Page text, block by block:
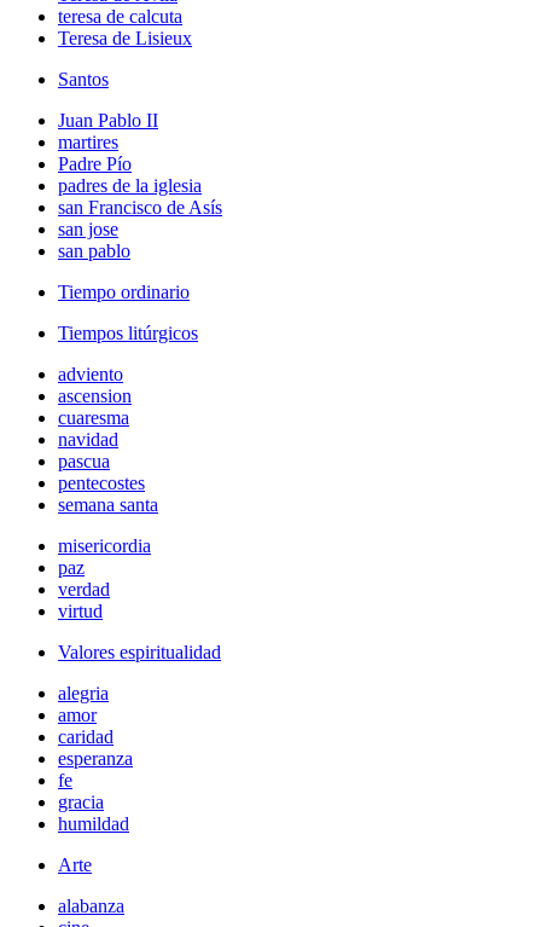
teresa de calcuta
Teresa de Lisieux
Santos
Juan Pablo II
martires
Padre Pío
padres de la iglesia
san Francisco de Asís
san jose
san pablo
Tiempo ordinario
Tiempos litúrgicos
adviento
ascension
cuaresma
navidad
pascua
pentecostes
semana santa
misericordia
paz
verdad
virtud
Valores espiritualidad
alegria
amor
caridad
esperanza
fe
gracia
humildad
Arte
alabanza